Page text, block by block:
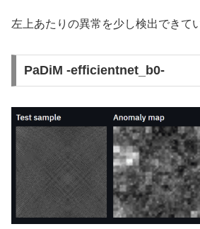
左上あたりの異常を少し検出できて
PaDiM -efficientnet_b0-